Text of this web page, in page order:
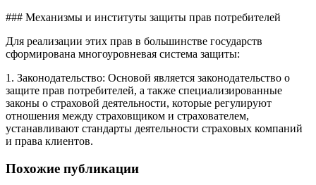
### Механизмы и институты защиты прав потребителей
Для реализации этих прав в большинстве государств
сформирована многоуровневая система защиты:
1. Законодательство: Основой является законодательство о
защите прав потребителей, а также специализированные
законы о страховой деятельности, которые регулируют
отношения между страховщиком и страхователем,
устанавливают стандарты деятельности страховых компаний
и права клиентов.
Похожие публикации